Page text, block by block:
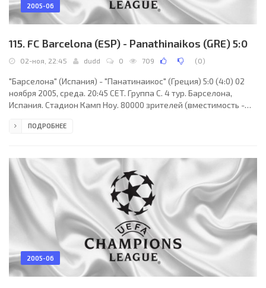
2005-06
115. FC Barcelona (ESP) - Panathinaikos (GRE) 5:0
02-ноя, 22:45 dudd 0 709 (0)
"Барселона" (Испания) - "Панатинаикос" (Греция) 5:0 (4:0) 02
ноября 2005, среда. 20:45 CET. Группа C. 4 тур. Барселона,
Испания. Стадион Камп Ноу. 80000 зрителей (вместимость -
(Голландия), Патрик Герритсен (Голландия). Резервный: Питер
Роналдиньо, Джованни ван Бронкхорст, Эдмилсон, Марк ван
Боммел (Габри Гарсия, 61),
ПОДРОБНЕЕ
2005-06